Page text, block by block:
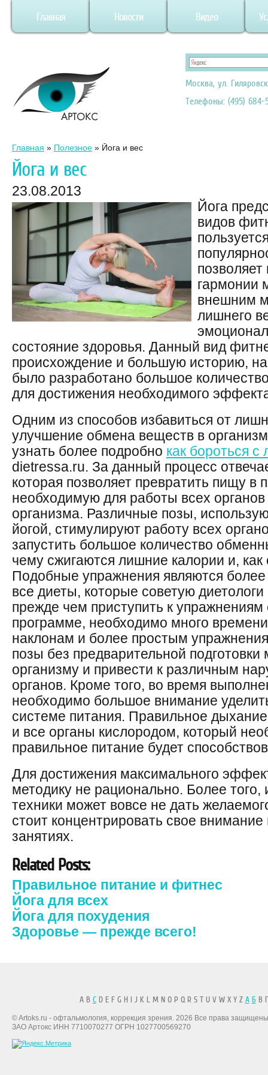
Главная Новости Видео
Москва, ул.
Телефоны: (495) 684-
Главная » Полезное » Йога и вес
Йога и вес
23.08.2013
Йога
видов
позволяет
гармонии
внешним
лишнего
состояние здоровья. Данный вид
происхождение и большую историю,
было разработано большое
для достижения необходимого
Одним из способов избавиться от
улучшение обмена веществ в
узнать более подробно как бороться
dietressa.ru. За данный процесс
которая позволяет превратить пищу в
необходимую для работы всех органов
организма. Различные позы,
йогой, стимулируют работу всех
запустить большое количество
чему сжигаются лишние калории и,
Подобные упражнения являются
все диеты, которые советую
прежде чем приступить к упражнениям
программе, необходимо много
наклонам и более простым
позы без предварительной подготовки
организму и привести к различным
органов. Кроме того, во время
необходимо большое внимание
системе питания. Правильное дыхание
и все органы кислородом, который
правильное питание будет
Для достижения максимального
методику не рационально. Более того,
техники может вовсе не дать
стоит концентрировать свое
занятиях.
Related Posts:
Правильное питание и фитнес
Йога для всех
Йога для похудения
Здоровье — прежде всего!
A B CD E F G H I J K L M N O P Q R S T U V W X Y Z А БВ
© Artoks.ru - офтальмология, коррекция зрения. 2026 Все права
ЗАО Артокс ИНН 7710070277 ОГРН 1027700569270